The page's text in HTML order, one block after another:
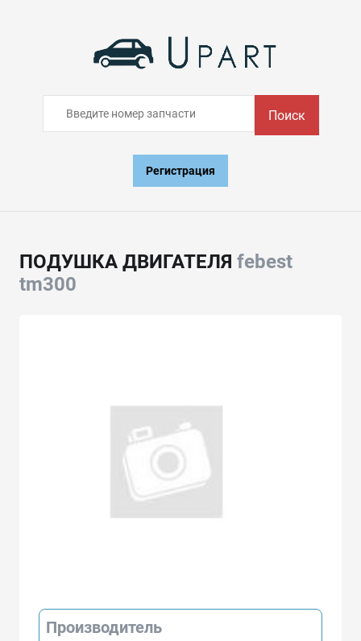
Поиск
Регистрация
ПОДУШКА ДВИГАТЕЛЯ febest
tm300
Производитель